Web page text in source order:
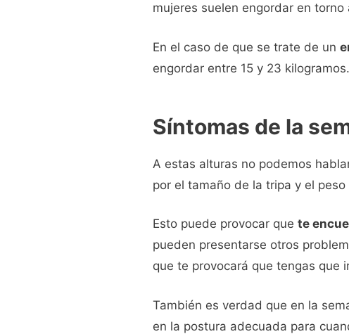
mujeres suelen engordar en
En el caso de que se trate de un
engordar entre 15 y 23 kilogramos.
Síntomas de la
A estas alturas no podemos
por el tamaño de la tripa y el
Esto puede provocar que te
pueden presentarse otros
que te provocará que tengas que
También es verdad que en la
en la postura adecuada para